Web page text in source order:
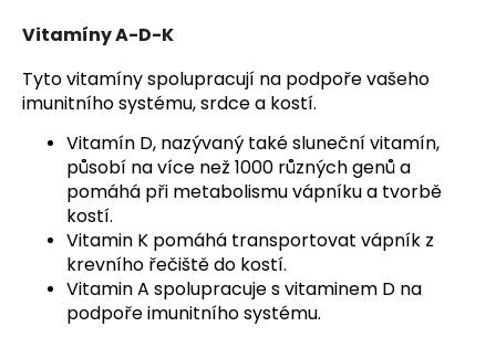
Vitamíny A-D-K
Tyto vitamíny spolupracují na podpoře vašeho
imunitního systému, srdce a kostí.
Vitamín D, nazývaný také sluneční vitamín,
působí na více než 1000 různých genů a
pomáhá při metabolismu vápníku a tvorbě
kostí.
Vitamin K pomáhá transportovat vápník z
krevního řečiště do kostí.
Vitamin A spolupracuje s vitaminem D na
podpoře imunitního systému.